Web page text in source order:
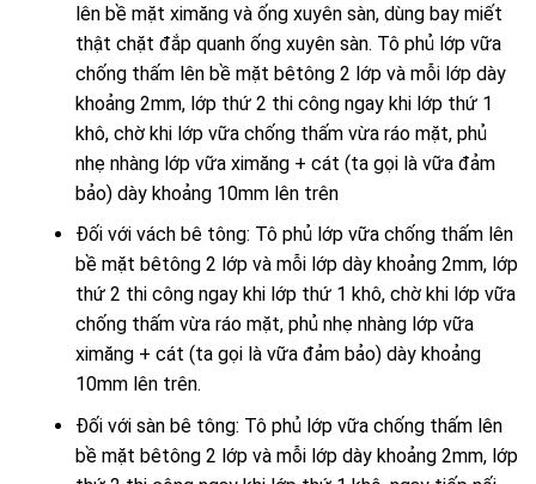
lên bề mặt ximăng và ống xuyên sàn, dùng bay miết
thật chặt đắp quanh ống xuyên sàn. Tô phủ lớp vữa
chống thấm lên bề mặt bêtông 2 lớp và mỗi lớp dày
khoảng 2mm, lớp thứ 2 thi công ngay khi lớp thứ 1
khô, chờ khi lớp vữa chống thấm vừa ráo mặt, phủ
nhẹ nhàng lớp vữa ximăng + cát (ta gọi là vữa đảm
bảo) dày khoảng 10mm lên trên
Đối với vách bê tông: Tô phủ lớp vữa chống thấm lên
bề mặt bêtông 2 lớp và mỗi lớp dày khoảng 2mm, lớp
thứ 2 thi công ngay khi lớp thứ 1 khô, chờ khi lớp vữa
chống thấm vừa ráo mặt, phủ nhẹ nhàng lớp vữa
ximăng + cát (ta gọi là vữa đảm bảo) dày khoảng
10mm lên trên.
Đối với sàn bê tông: Tô phủ lớp vữa chống thấm lên
bề mặt bêtông 2 lớp và mỗi lớp dày khoảng 2mm, lớp